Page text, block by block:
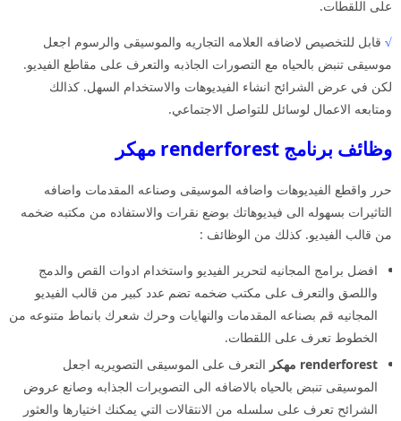
على اللقطات.
√ قابل للتخصيص لاضافه العلامه التجاريه والموسيقى والرسوم اجعل
موسيقى تنبض بالحياه مع التصورات الجاذبه والتعرف على مقاطع الفيديو.
لكن في عرض الشرائح انشاء الفيديوهات والاستخدام السهل. كذالك
ومتابعه الاعمال لوسائل للتواصل الاجتماعي.
وظائف برنامج renderforest مهكر
حرر واقطع الفيديوهات واضافه الموسيقى وصناعه المقدمات واضافه
التاثيرات بسهوله الى فيديوهاتك بوضع نقرات والاستفاده من مكتبه ضخمه
من قالب الفيديو. كذلك من الوظائف :
افضل برامج المجانيه لتحرير الفيديو واستخدام ادوات القص والدمج
واللصق والتعرف على مكتب ضخمه تضم عدد كبير من قالب الفيديو
المجانيه قم بصناعه المقدمات والنهايات وحرك شعرك بانماط متنوعه من
الخطوط تعرف على اللقطات.
renderforest مهكر
التعرف على الموسيقى التصويريه اجعل
الموسيقى تنبض بالحياه بالاضافه الى التصويرات الجذابه وصانع عروض
الشرائح تعرف على سلسله من الانتقالات التي يمكنك اختيارها والعثور